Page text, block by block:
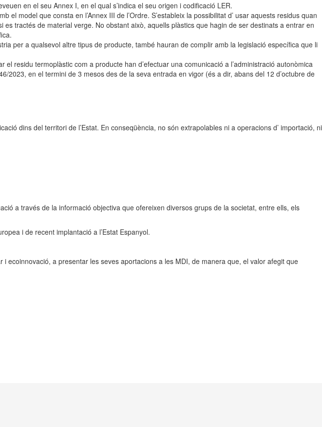
en el seu Annex I, en el qual s’indica el seu origen i codificació LER.
model que consta en l’Annex III de l’Ordre. S’estableix la possibilitat d’ usar aquests residus quan
tractés de material verge. No obstant això, aquells plàstics que hagin de ser destinats a entrar en
per a qualsevol altre tipus de producte, també hauran de complir amb la legislació específica que li
residu termoplàstic com a producte han d’efectuar una comunicació a l’administració autonòmica
2023, en el termini de 3 mesos des de la seva entrada en vigor (és a dir, abans del 12 d’octubre de
dins del territori de l’Estat. En conseqüència, no són extrapolables ni a operacions d’ importació, ni
a través de la informació objectiva que ofereixen diversos grups de la societat, entre ells, els
i de recent implantació a l’Estat Espanyol.
ecoinnovació, a presentar les seves aportacions a les MDI, de manera que, el valor afegit que